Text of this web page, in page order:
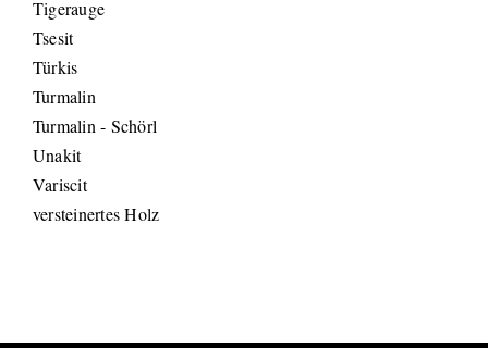
Tigerauge
Tsesit
Türkis
Turmalin
Turmalin - Schörl
Unakit
Variscit
versteinertes Holz